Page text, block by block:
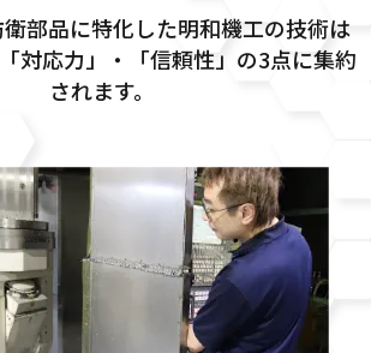
部品に特化した明和機工の技術は
対応力」・「信頼性」の3点に集約
されます。